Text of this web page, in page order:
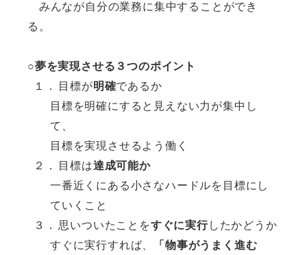
みんなが自分の業務に集中することができ
る。
○夢を実現させる３つのポイント
１．
目標が明確であるか
目標を明確にすると見えない力が集中し
て、
目標を実現させるよう働く
２．
目標は達成可能か
一番近くにある小さなハードルを目標にし
ていくこと
３．
思いついたことをすぐに実行したかどうか
すぐに実行すれば、
「物事がうまく進む